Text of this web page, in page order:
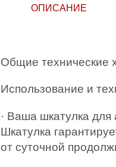
ОПИСАНИЕ
Общие технические
Использование и
· Ваша шкатулка для
Шкатулка
от суточной